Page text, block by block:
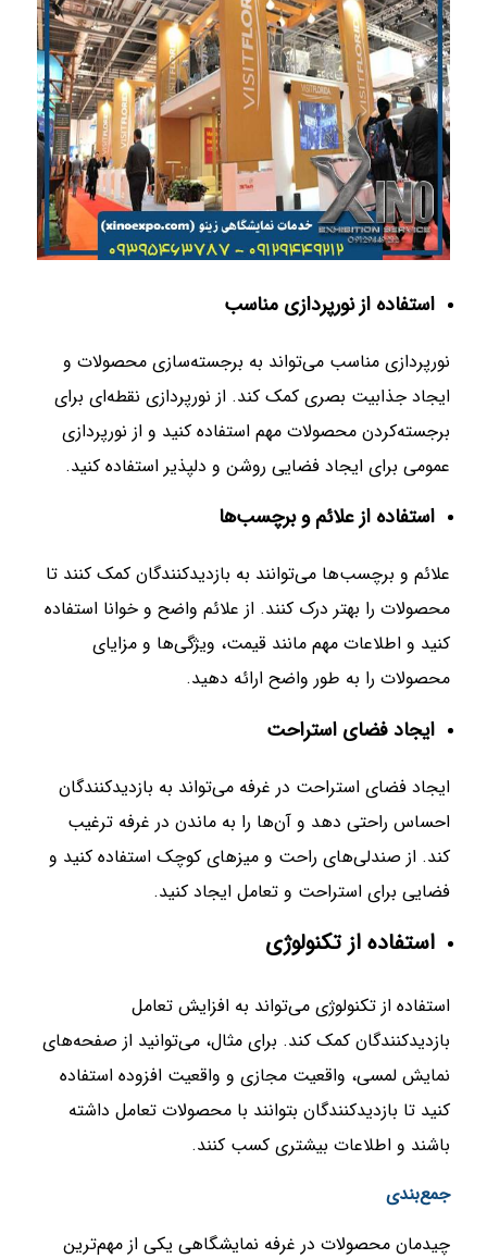
استفاده از نورپردازی مناسب
نورپردازی مناسب می‌تواند به برجسته‌سازی محصولات و
ایجاد جذابیت بصری کمک کند. از نورپردازی نقطه‌ای برای
برجسته‌کردن محصولات مهم استفاده کنید و از نورپردازی
عمومی برای ایجاد فضایی روشن و دلپذیر استفاده کنید.
استفاده از علائم و برچسب‌ها
علائم و برچسب‌ها می‌توانند به بازدیدکنندگان کمک کنند تا
محصولات را بهتر درک کنند. از علائم واضح و خوانا استفاده
کنید و اطلاعات مهم مانند قیمت، ویژگی‌ها و مزایای
محصولات را به طور واضح ارائه دهید.
ایجاد فضای استراحت
ایجاد فضای استراحت در غرفه می‌تواند به بازدیدکنندگان
احساس راحتی دهد و آن‌ها را به ماندن در غرفه ترغیب
کند. از صندلی‌های راحت و میزهای کوچک استفاده کنید و
فضایی برای استراحت و تعامل ایجاد کنید.
استفاده از تکنولوژی
استفاده از تکنولوژی می‌تواند به افزایش تعامل
بازدیدکنندگان کمک کند. برای مثال، می‌توانید از صفحه‌های
نمایش لمسی، واقعیت مجازی و واقعیت افزوده استفاده
کنید تا بازدیدکنندگان بتوانند با محصولات تعامل داشته
باشند و اطلاعات بیشتری کسب کنند.
جمع‌بندی
چیدمان محصولات در غرفه نمایشگاهی یکی از مهم‌ترین